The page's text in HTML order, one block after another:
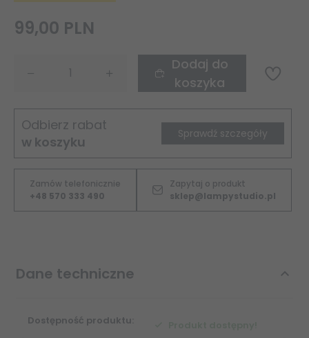
99,00 PLN
Dodaj do
koszyka
Odbierz rabat
w koszyku
Sprawdź szczegóły
Zamów telefonicznie
+48 570 333 490
Zapytaj o produkt
sklep@lampystudio.pl
Dane techniczne
Dostępność produktu: